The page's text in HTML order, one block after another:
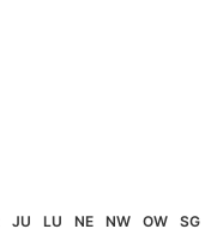
JU LU NE NW OW SG